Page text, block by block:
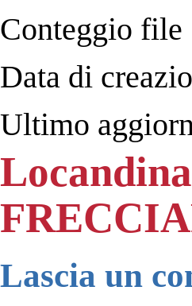
Conteggio file
Data di
Ultimo
Lascia un